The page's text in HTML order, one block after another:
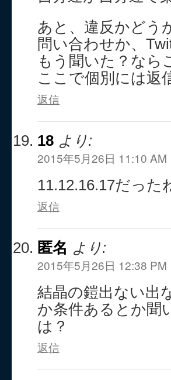
あと、違反かどう
問い合わせか、
もう聞いた？なら
ここで個別には返
返信
18 より:
2015年5月26日 11:10 AM
11.12.16.17だった
返信
匿名 より:
2015年5月26日 12:38 PM
結晶の鎧出ない出
か条件あるとか
は？
返信